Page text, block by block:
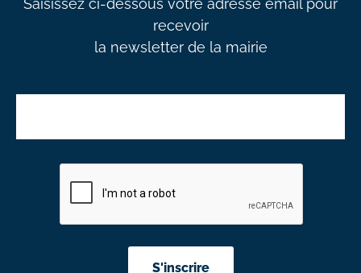
Saisissez ci-dessous votre adresse email pour
recevoir
la newsletter de la mairie